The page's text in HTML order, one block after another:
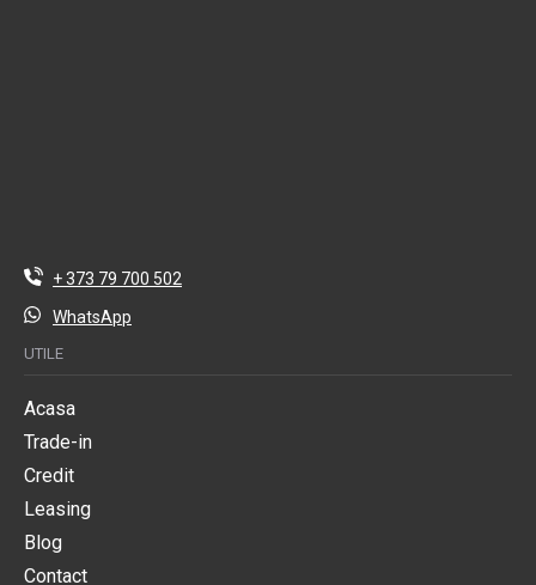
+ 373 79 700 502
WhatsApp
UTILE
Acasa
Trade-in
Credit
Leasing
Blog
Contact